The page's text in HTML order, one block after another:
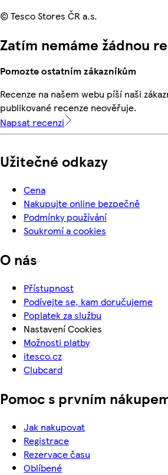
© Tesco Stores ČR a.s.
Zatím nemáme žádnou
Pomozte ostatním zákazníkům
Recenze na našem webu píší naši
publikované recenze neověřuje.
Napsat recenzi
Užitečné odkazy
Cena
Nakupujte online bezpečně
Podmínky používání
Soukromí a cookies
O nás
Přístupnost
Podívejte se, kam doručujeme
Poplatek za službu
Nastavení Cookies
Možnosti platby
itesco.cz
Clubcard
Pomoc s prvním
Jak nakupovat
Registrace
Rezervace času
Oblíbené